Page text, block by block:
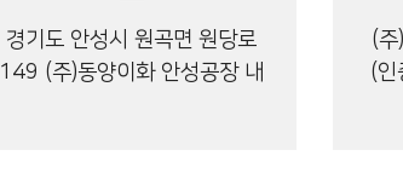
경기도 안성시 원곡면 원당로
149 (주)동양이화 안성공장 내
(주
(